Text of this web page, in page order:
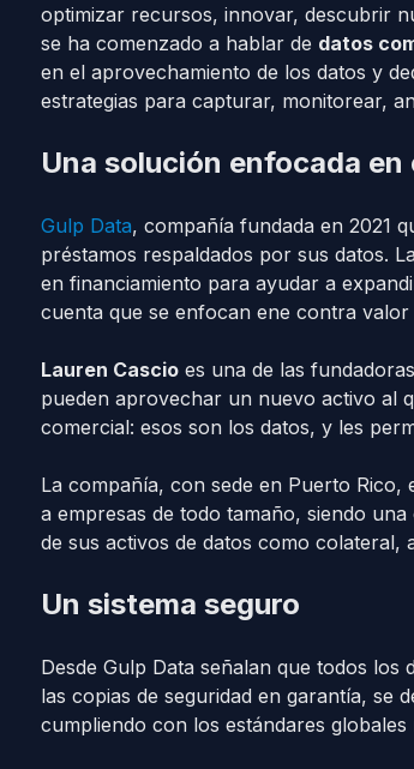
optimizar recursos, innovar, descubrir
se ha comenzado a hablar de datos
en el aprovechamiento de los datos y
estrategias para capturar, monitorear,
Una solución enfocada
Gulp Data, compañía fundada en 2021
préstamos respaldados por sus datos.
en financiamiento para ayudar a
cuenta que se enfocan ene contra
Lauren Cascioes una de las
pueden aprovechar un nuevo activo al
comercial: esos son los datos, y les
La compañía, con sede en Puerto
a empresas de todo tamaño, siendo
de sus activos de datos como colateral,
Un sistema seguro
Desde Gulp Data señalan que todos
las copias de seguridad en garantía, se
cumpliendo con los estándares globales